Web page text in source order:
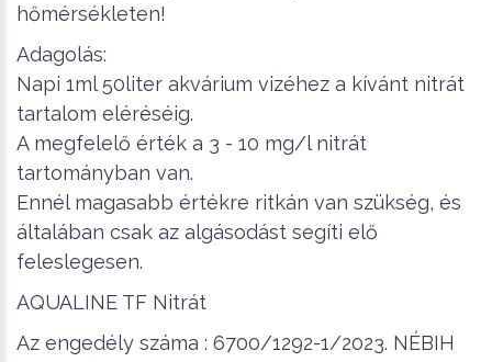
hőmérsékleten!
Adagolás:
Napi 1ml 50liter akvárium vizéhez a kívánt nitrát
tartalom eléréséig.
A megfelelő érték a 3 - 10 mg/l nitrát
tartományban van.
Ennél magasabb értékre ritkán van szükség, és
általában csak az algásodást segíti elő
feleslegesen.
AQUALINE TF Nitrát
Az engedély száma : 6700/1292-1/2023. NÉBIH